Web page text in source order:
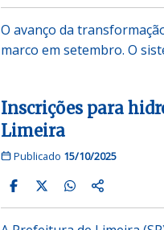
O avanço da
marco em setembro. O
Inscrições para
Limeira
Publicado 15/10/2025